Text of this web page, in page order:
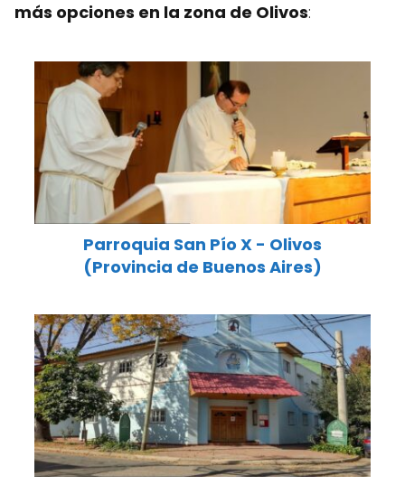
más opciones en la zona de Olivos:
Parroquia San Pío X - Olivos
(Provincia de Buenos Aires)